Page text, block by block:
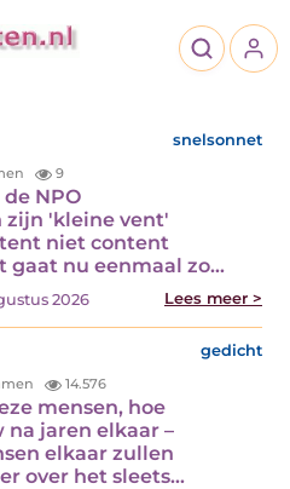
snelsonnet
9
NPO
zijn 'kleine vent'
niet content
gaat nu eenmaal zo…
2026 Lees meer >
gedicht
14.576
mensen, hoe
na jaren elkaar –
elkaar zullen
over het sleets…